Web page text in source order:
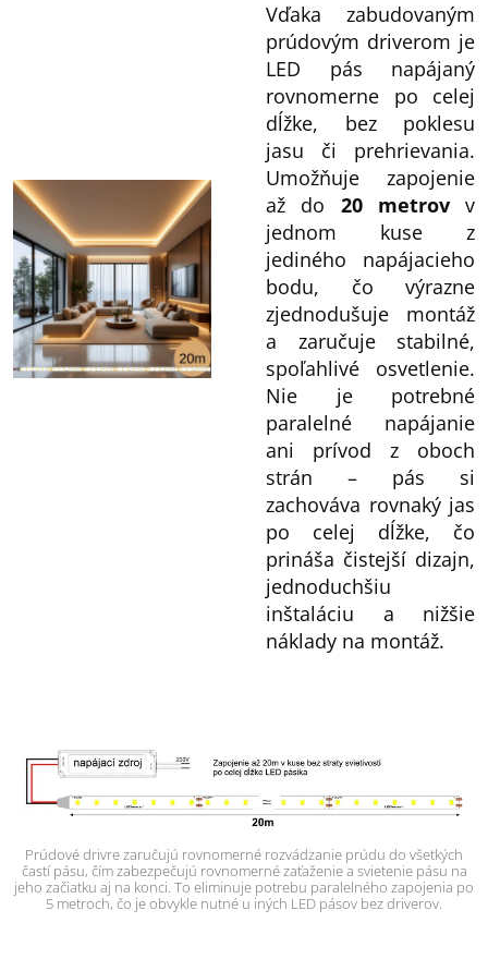
Vďaka zabudovaným
prúdovým driverom je
LED pás napájaný
rovnomerne po celej
dĺžke, bez poklesu
jasu či prehrievania.
Umožňuje zapojenie
až do 20 metrovv
jednom kuse z
jediného napájacieho
bodu, čo výrazne
zjednodušuje montáž
a zaručuje stabilné,
spoľahlivé osvetlenie.
Nie je potrebné
paralelné napájanie
ani prívod z oboch
strán – pás si
zachováva rovnaký jas
po celej dĺžke, čo
prináša čistejší dizajn,
jednoduchšiu
inštaláciu a nižšie
náklady na montáž.
Prúdové drivre zaručujú rovnomerné rozvádzanie prúdu do všetkých
častí pásu, čím zabezpečujú rovnomerné zaťaženie a svietenie pásu na
jeho začiatku aj na konci. To eliminuje potrebu paralelného zapojenia po
5 metroch, čo je obvykle nutné u iných LED pásov bez driverov.